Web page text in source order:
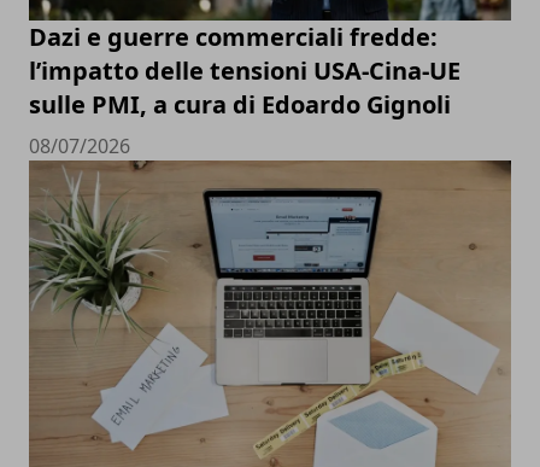
Dazi e guerre commerciali fredde:
l’impatto delle tensioni USA-Cina-UE
sulle PMI, a cura di Edoardo Gignoli
08/07/2026